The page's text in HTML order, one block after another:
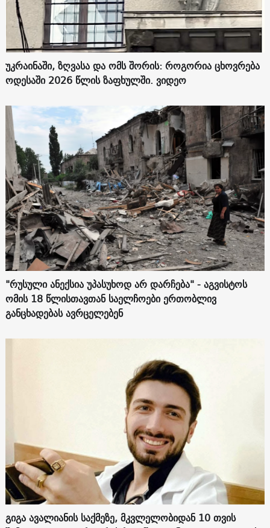
უკრაინაში, ზღვასა და ომს შორის: როგორია ცხოვრება
ოდესაში 2026 წლის ზაფხულში. ვიდეო
"რუსული ანექსია უპასუხოდ არ დარჩება" - აგვისტოს
ომის 18 წლისთავთან საელჩოები ერთობლივ
განცხადებას ავრცელებენ
გიგა ავალიანის საქმეზე, მკვლელობიდან 10 თვის